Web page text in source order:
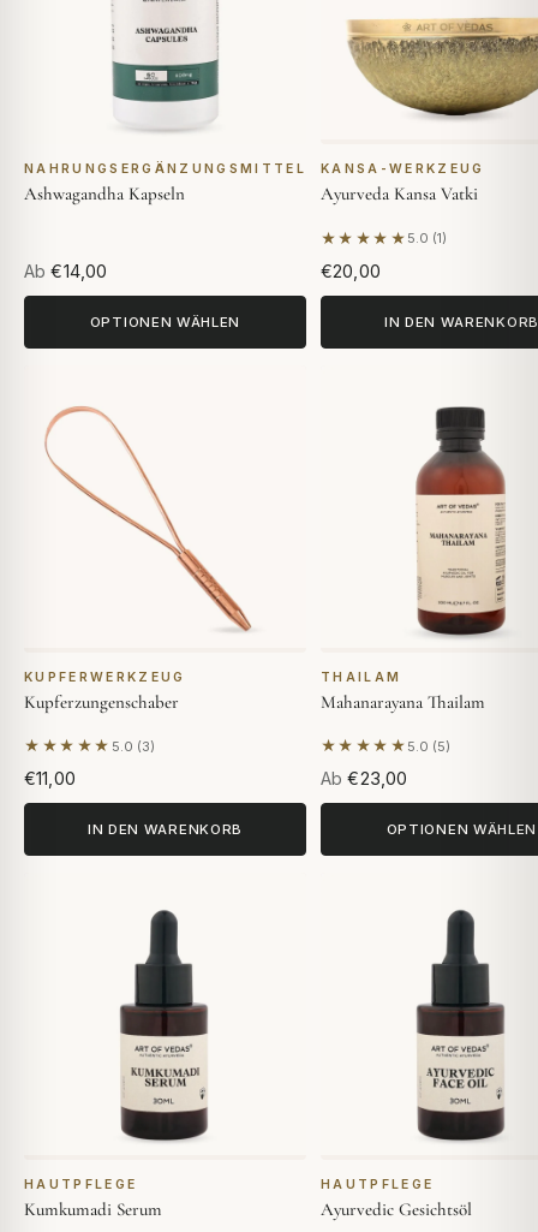
NAHRUNGSERGÄNZUNGSMITTEL
Ashwagandha Kapseln
Ab €14,00
OPTIONEN WÄHLEN
KANSA-WERKZEUG
Ayurveda Kansa Vatki
★★★★★ 5.0 (1)
Basierend auf 1
€20,00
IN DEN WARENKORB
KUPFERWERKZEUG
Kupferzungenschaber
★★★★★ 5.0 (3)
Basierend auf 3 Bewertungen
€11,00
IN DEN WARENKORB
THAILAM
Mahanarayana Thailam
★★★★★ 5.0 (5)
Basierend auf 5
Ab €23,00
OPTIONEN WÄHLEN
HAUTPFLEGE
Kumkumadi Serum
HAUTPFLEGE
Ayurvedic Gesichtsöl